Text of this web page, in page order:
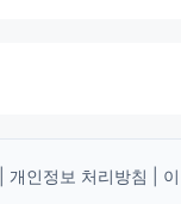
개인정보 처리방침
이